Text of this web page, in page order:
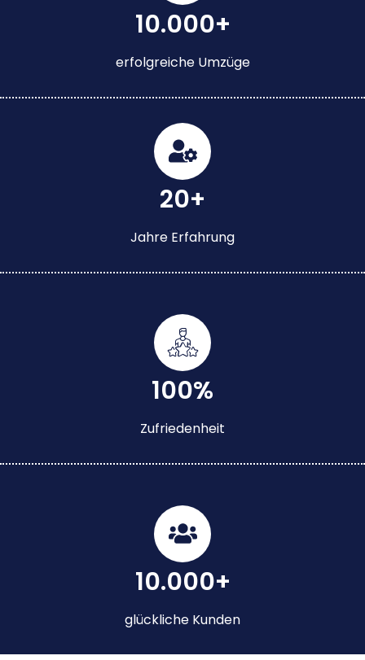
10.000+
erfolgreiche Umzüge
20+
Jahre Erfahrung
100%
Zufriedenheit
10.000+
glückliche Kunden